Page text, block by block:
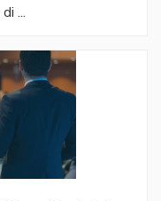
...